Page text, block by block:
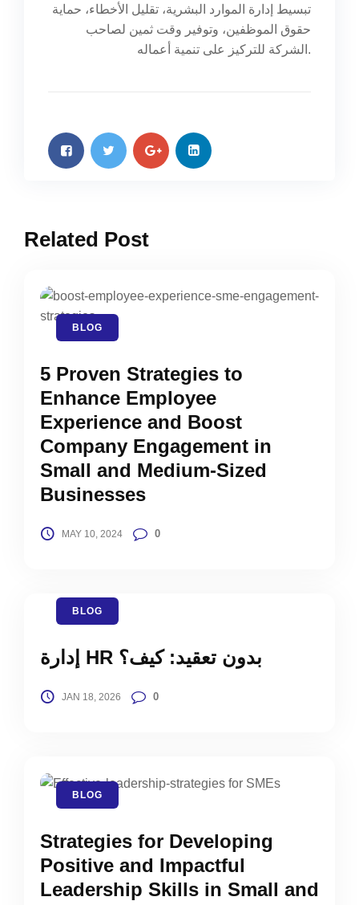
تبسيط إدارة الموارد البشرية، تقليل الأخطاء، حماية
حقوق الموظفين، وتوفير وقت ثمين لصاحب
الشركة للتركيز على تنمية أعماله.
Related Post
BLOG
5 Proven Strategies to
Enhance Employee
Experience and Boost
Company Engagement in
Small and Medium-Sized
Businesses
MAY 10, 2024 0
BLOG
إدارة HR بدون تعقيد: كيف؟
JAN 18, 2026 0
BLOG
Strategies for Developing
Positive and Impactful
Leadership Skills in Small and